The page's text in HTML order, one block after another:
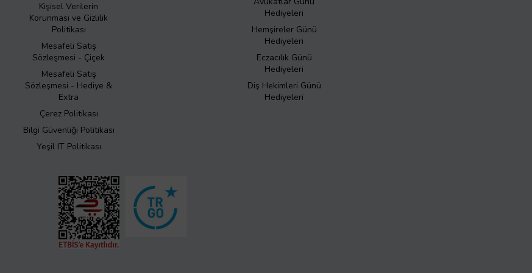
Kişisel Verilerin
Korunması ve Gizlilik
Politikası
Mesafeli Satış
Sözleşmesi - Çiçek
Mesafeli Satış
Sözleşmesi - Hediye &
Extra
Çerez Politikası
Bilgi Güvenliği Politikası
Yeşil IT Politikası
Hediyeleri
Hemşireler Günü
Hediyeleri
Eczacılık Günü
Hediyeleri
Diş Hekimleri Günü
Hediyeleri